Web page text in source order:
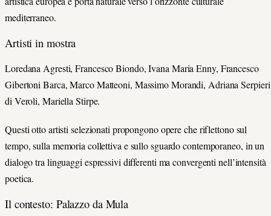
mediterraneo.
Artisti in mostra
Loredana Agresti,Francesco Biondo,Ivana Maria Enny, Francesco
Gibertoni Barca,Marco Matteoni, Massimo Morandi,Adriana Serpieri
di Veroli, Mariella Stirpe.
Questi otto artisti selezionati propongono opere che riflettono sul
tempo, sulla memoria collettiva e sullo sguardo contemporaneo, in un
dialogo tra linguaggi espressivi differenti ma convergenti nell’intensità
poetica.
Il contesto: Palazzo da Mula